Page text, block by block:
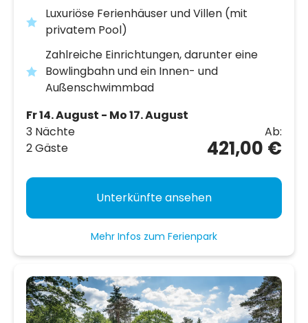
Luxuriöse Ferienhäuser und Villen (mit
privatem Pool)
Zahlreiche Einrichtungen, darunter eine
Bowlingbahn und ein Innen- und
Außenschwimmbad
Fr 14. August - Mo 17. August
3 Nächte
2 Gäste
Ab:
421,00 €
Unterkünfte ansehen
Mehr Infos zum Ferienpark